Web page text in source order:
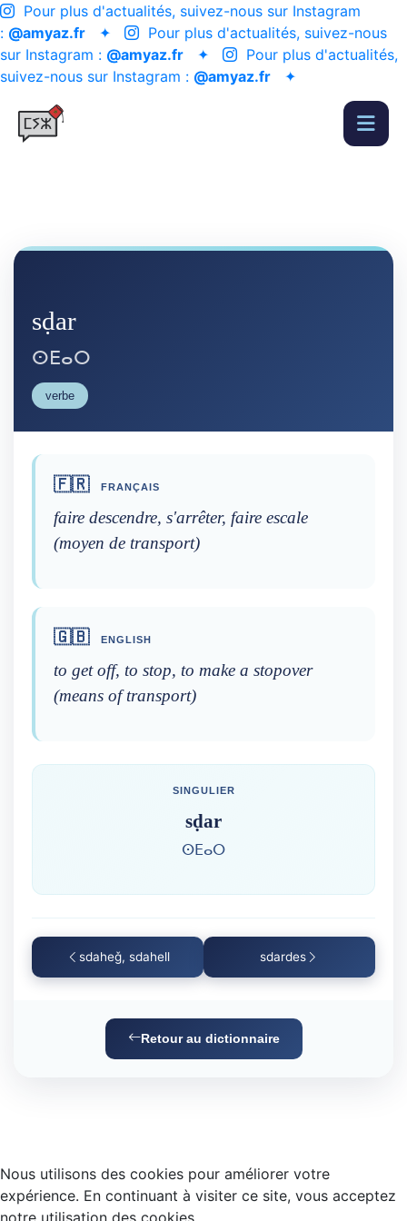
Pour plus d'actualités, suivez-nous sur Instagram
: @amyaz.fr ✦
Pour plus d'actualités, suivez-nous
sur Instagram : @amyaz.fr ✦
Pour plus d'actualités,
suivez-nous sur Instagram : @amyaz.fr ✦
sḍar
ⵙⴹⴰⵔ
verbe
🇫🇷 FRANÇAIS
faire descendre, s'arrêter, faire escale
(moyen de transport)
🇬🇧 ENGLISH
to get off, to stop, to make a stopover
(means of transport)
SINGULIER
sḍar
ⵙⴹⴰⵔ
sdaheǧ, sdahell sdardes
Retour au dictionnaire
Nous utilisons des cookies pour améliorer votre
expérience. En continuant à visiter ce site, vous acceptez
notre utilisation des cookies.